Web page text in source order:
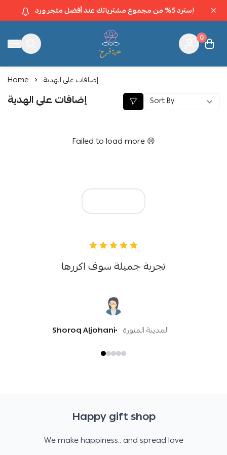
إسترد 5% من مجموع مشترياتك عند أفضل متجر ورد
Happy gift shop
0
Home إضافات على الهدية
إضافات على الهدية
Failed to load more 😢
تجربة جميلة سوف اكررها
Shoroq Aljohani المدينة المنورة
Happy gift shop
We make happiness.. and spread love